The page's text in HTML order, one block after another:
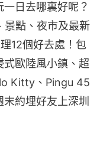
日去哪裏好呢？
景點、夜市及最新
12個好去處！包
歐陸風小鎮、超
Kitty、Pingu 45
約埋好友上深圳